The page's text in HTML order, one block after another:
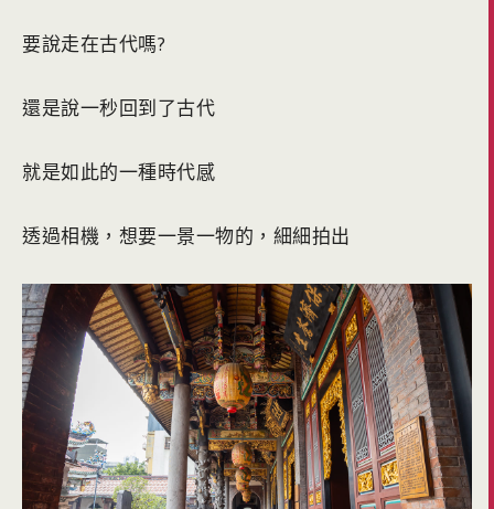
要說走在古代嗎?
還是說一秒回到了古代
就是如此的一種時代感
透過相機，想要一景一物的，細細拍出